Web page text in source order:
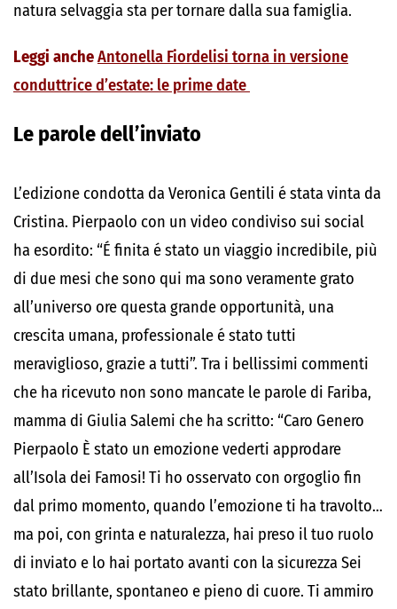
natura selvaggia sta per tornare dalla sua famiglia.
Leggi ancheAntonella Fiordelisi torna in versione
conduttrice d’estate: le prime date
Le parole dell’inviato
L’edizione condotta da Veronica Gentili é stata vinta da
Cristina. Pierpaolo con un video condiviso sui social
ha esordito: “É finita é stato un viaggio incredibile, più
di due mesi che sono qui ma sono veramente grato
all’universo ore questa grande opportunità, una
crescita umana, professionale é stato tutti
meraviglioso, grazie a tutti”. Tra i bellissimi commenti
che ha ricevuto non sono mancate le parole di Fariba,
mamma di Giulia Salemi che ha scritto: “Caro Genero
Pierpaolo È stato un emozione vederti approdare
all’Isola dei Famosi! Ti ho osservato con orgoglio fin
dal primo momento, quando l’emozione ti ha travolto…
ma poi, con grinta e naturalezza, hai preso il tuo ruolo
di inviato e lo hai portato avanti con la sicurezza Sei
stato brillante, spontaneo e pieno di cuore. Ti ammiro